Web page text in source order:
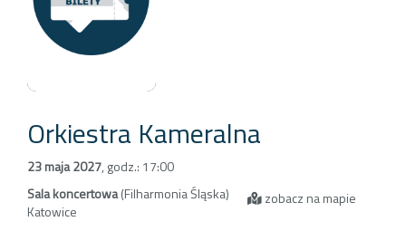
Orkiestra Kameralna
23 maja 2027, godz.: 17:00
Sala koncertowa(Filharmonia Śląska)
Katowice
zobacz na mapie